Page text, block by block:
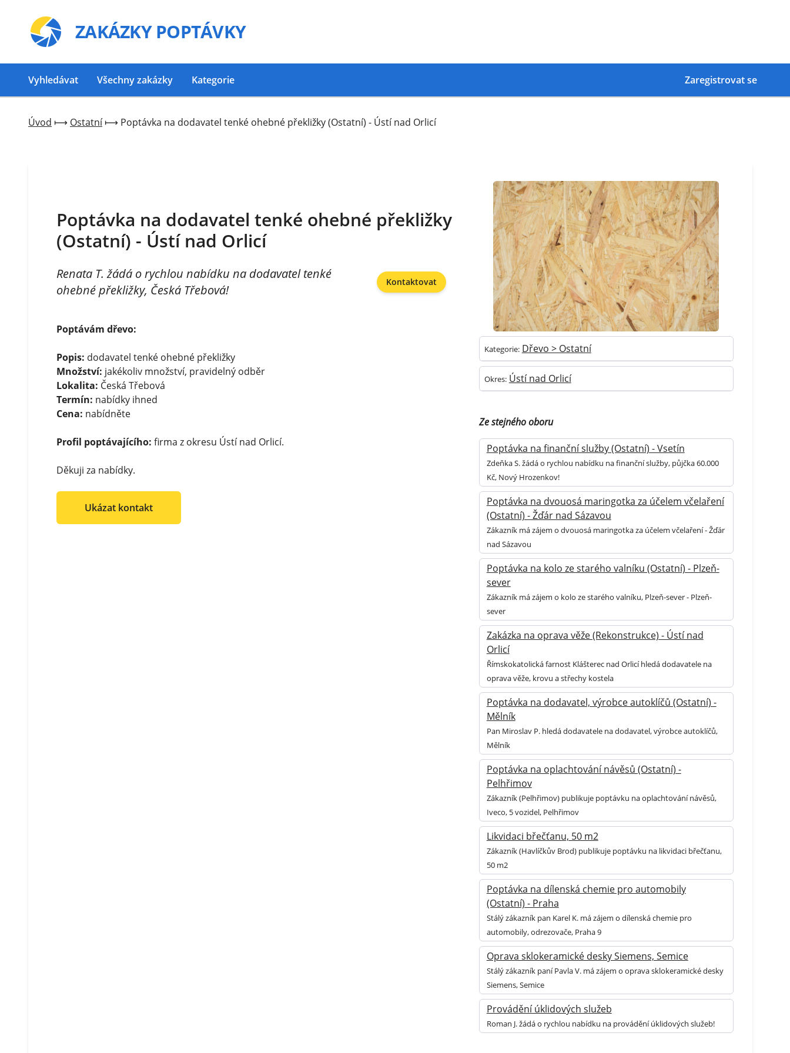
ZAKÁZKY POPTÁVKY
Vyhledávat Všechny zakázky Kategorie Zaregistrovat se
Úvod ⟼ Ostatní⟼ Poptávka na dodavatel tenké ohebné překližky (Ostatní) - Ústí nad Orlicí
Poptávka na dodavatel tenké ohebné překližky
(Ostatní) - Ústí nad Orlicí
Renata T. žádá o rychlou nabídku na dodavatel tenké
ohebné překližky, Česká Třebová!
Kontaktovat
Poptávám dřevo:
Popis: dodavatel tenké ohebné překližky
Množství: jakékoliv množství, pravidelný odběr
Lokalita: Česká Třebová
Termín: nabídky ihned
Cena: nabídněte
Profil poptávajícího: firma z okresu Ústí nad Orlicí.
Děkuji za nabídky.
Ukázat kontakt
Kategorie: Dřevo > Ostatní
Okres: Ústí nad Orlicí
Ze stejného oboru
Poptávka na finanční služby (Ostatní) - Vsetín
Zdeňka S. žádá o rychlou nabídku na finanční služby, půjčka 60.000
Kč, Nový Hrozenkov!
Poptávka na dvouosá maringotka za účelem včelaření
(Ostatní) - Žďár nad Sázavou
Zákazník má zájem o dvouosá maringotka za účelem včelaření - Žďár
nad Sázavou
Poptávka na kolo ze starého valníku (Ostatní) - Plzeň-
sever
Zákazník má zájem o kolo ze starého valníku, Plzeň-sever - Plzeň-
sever
Zakázka na oprava věže (Rekonstrukce) - Ústí nad
Orlicí
Římskokatolická farnost Klášterec nad Orlicí hledá dodavatele na
oprava věže, krovu a střechy kostela
Poptávka na dodavatel, výrobce autoklíčů (Ostatní) -
Mělník
Pan Miroslav P. hledá dodavatele na dodavatel, výrobce autoklíčů,
Mělník
Poptávka na oplachtování návěsů (Ostatní) -
Pelhřimov
Zákazník (Pelhřimov) publikuje poptávku na oplachtování návěsů,
Iveco, 5 vozidel, Pelhřimov
Likvidaci břečťanu, 50 m2
Zákazník (Havlíčkův Brod) publikuje poptávku na likvidaci břečťanu,
50 m2
Poptávka na dílenská chemie pro automobily
(Ostatní) - Praha
Stálý zákazník pan Karel K. má zájem o dílenská chemie pro
automobily, odrezovače, Praha 9
Oprava sklokeramické desky Siemens, Semice
Stálý zákazník paní Pavla V. má zájem o oprava sklokeramické desky
Siemens, Semice
Provádění úklidových služeb
Roman J. žádá o rychlou nabídku na provádění úklidových služeb!